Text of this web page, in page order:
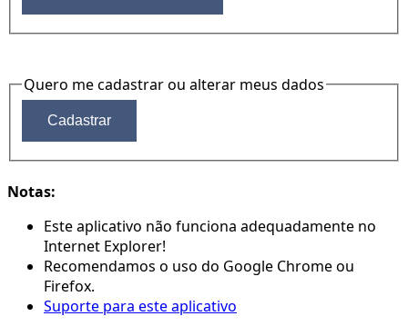
Quero me cadastrar ou alterar meus dados
Notas:
Este aplicativo não funciona adequadamente no
Internet Explorer!
Recomendamos o uso do Google Chrome ou
Firefox.
Suporte para este aplicativo